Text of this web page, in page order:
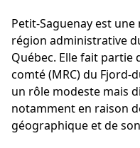
Petit-Saguenay est
région administrative
Québec. Elle fait partie
comté (MRC) du Fjord-
un rôle modeste mais
notamment en raison
géographique et de